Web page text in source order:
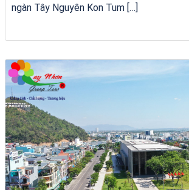
ngàn Tây Nguyên Kon Tum […]
Khách sạn Alicia Phú Yên